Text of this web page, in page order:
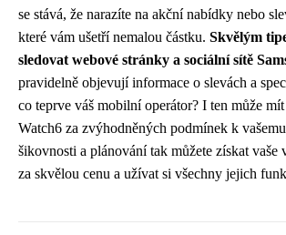
se stává, že narazíte na akční nabídky nebo
které vám ušetří nemalou částku. Skvělým
sledovat webové stránky a sociální sítě
pravidelně objevují informace o slevách a
co teprve váš mobilní operátor? I ten může
Watch6 za zvýhodněných podmínek k
šikovnosti a plánování tak můžete získat vaše
za skvělou cenu a užívat si všechny jejich